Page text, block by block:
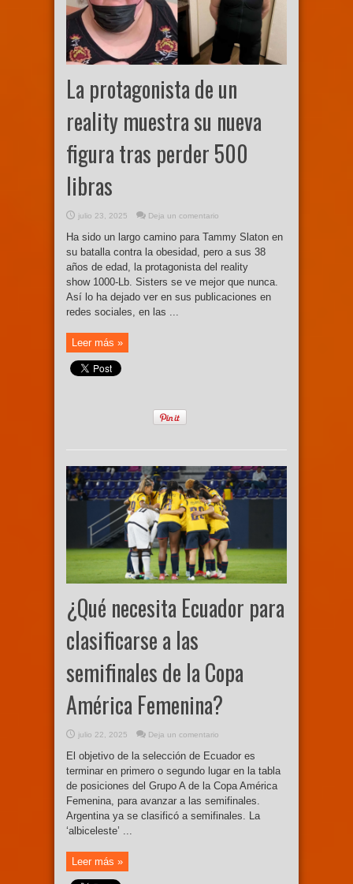
La protagonista de un
reality muestra su nueva
figura tras perder 500
libras
julio 23, 2025 Deja un comentario
Ha sido un largo camino para Tammy Slaton en
su batalla contra la obesidad, pero a sus 38
años de edad, la protagonista del reality
show 1000-Lb. Sisters se ve mejor que nunca.
Así lo ha dejado ver en sus publicaciones en
redes sociales, en las ...
Leer más »
¿Qué necesita Ecuador para
clasificarse a las
semifinales de la Copa
América Femenina?
julio 22, 2025 Deja un comentario
El objetivo de la selección de Ecuador es
terminar en primero o segundo lugar en la tabla
de posiciones del Grupo A de la Copa América
Femenina, para avanzar a las semifinales.
Argentina ya se clasificó a semifinales. La
‘albiceleste’ ...
Leer más »